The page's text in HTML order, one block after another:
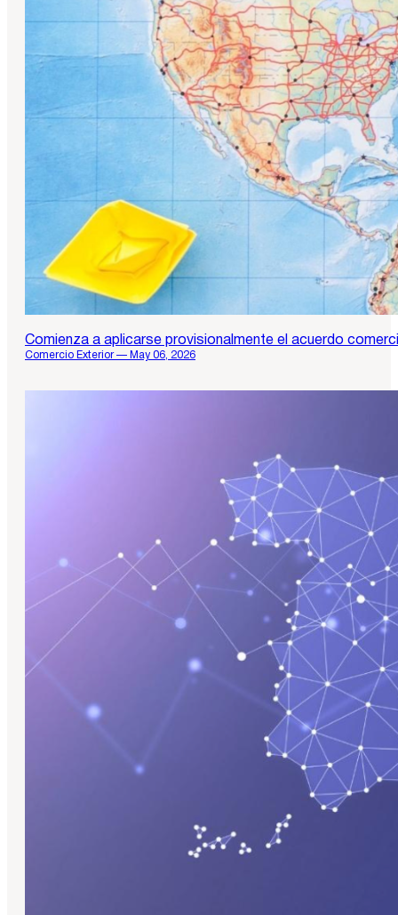
Comienza a aplicarse provisionalmente el acuerdo
Comercio Exterior — May 06, 2026